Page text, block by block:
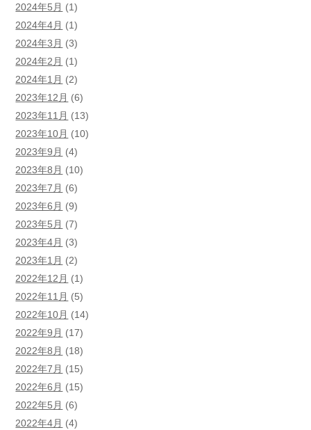
2024年5月 (1)
2024年4月 (1)
2024年3月 (3)
2024年2月 (1)
2024年1月 (2)
2023年12月 (6)
2023年11月 (13)
2023年10月 (10)
2023年9月 (4)
2023年8月 (10)
2023年7月 (6)
2023年6月 (9)
2023年5月 (7)
2023年4月 (3)
2023年1月 (2)
2022年12月 (1)
2022年11月 (5)
2022年10月 (14)
2022年9月 (17)
2022年8月 (18)
2022年7月 (15)
2022年6月 (15)
2022年5月 (6)
2022年4月 (4)